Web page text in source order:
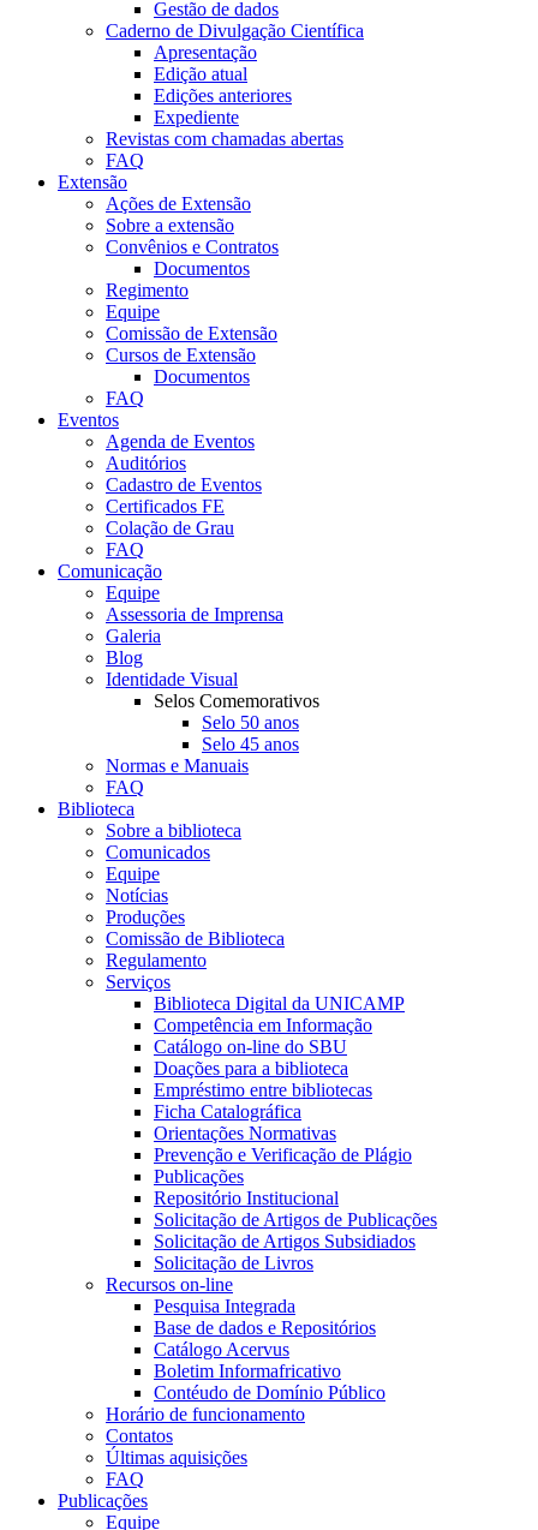
Gestão de dados
Caderno de Divulgação Científica
Apresentação
Edição atual
Edições anteriores
Expediente
Revistas com chamadas abertas
FAQ
Extensão
Ações de Extensão
Sobre a extensão
Convênios e Contratos
Documentos
Regimento
Equipe
Comissão de Extensão
Cursos de Extensão
Documentos
FAQ
Eventos
Agenda de Eventos
Auditórios
Cadastro de Eventos
Certificados FE
Colação de Grau
FAQ
Comunicação
Equipe
Assessoria de Imprensa
Galeria
Blog
Identidade Visual
Selos Comemorativos
Selo 50 anos
Selo 45 anos
Normas e Manuais
FAQ
Biblioteca
Sobre a biblioteca
Comunicados
Equipe
Notícias
Produções
Comissão de Biblioteca
Regulamento
Serviços
Biblioteca Digital da UNICAMP
Competência em Informação
Catálogo on-line do SBU
Doações para a biblioteca
Empréstimo entre bibliotecas
Ficha Catalográfica
Orientações Normativas
Prevenção e Verificação de Plágio
Publicações
Repositório Institucional
Solicitação de Artigos de Publicações
Solicitação de Artigos Subsidiados
Solicitação de Livros
Recursos on-line
Pesquisa Integrada
Base de dados e Repositórios
Catálogo Acervus
Boletim Informafricativo
Contéudo de Domínio Público
Horário de funcionamento
Contatos
Últimas aquisições
FAQ
Publicações
Equipe